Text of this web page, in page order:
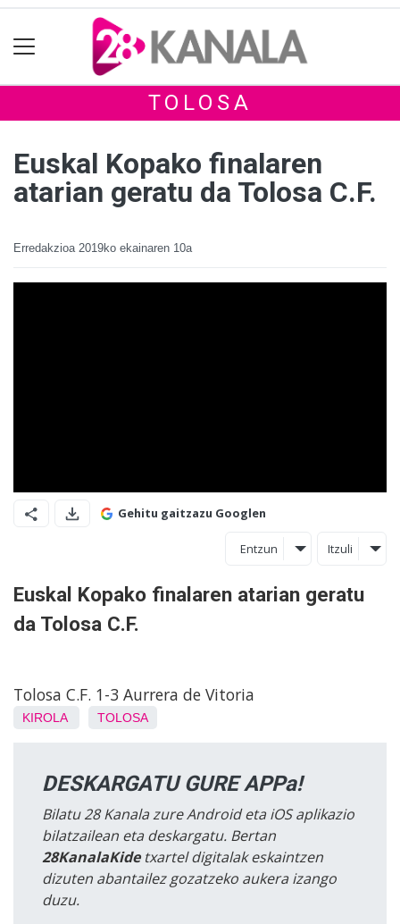
TOLOSA
Euskal Kopako finalaren
atarian geratu da Tolosa C.F.
Erredakzioa 2019ko ekainaren 10a
Gehitu gaitzazu Googlen
Entzun Itzuli
Euskal Kopako finalaren atarian geratu
da Tolosa C.F.
Tolosa C.F. 1-3 Aurrera de Vitoria
KIROLA TOLOSA
DESKARGATU GURE APPa!
Bilatu 28 Kanala zure Android eta iOS aplikazio
bilatzailean eta deskargatu. Bertan
28KanalaKidetxartel digitalak eskaintzen
dizuten abantailez gozatzeko aukera izango
duzu.